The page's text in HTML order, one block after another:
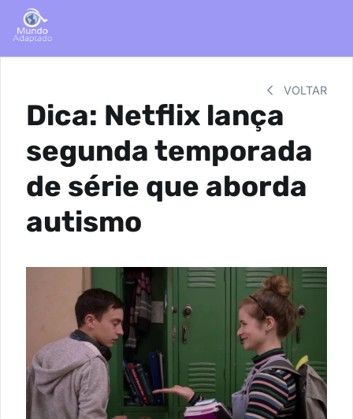
VOLTAR
Dica: Netflix lança
segunda temporada
de série que aborda
autismo